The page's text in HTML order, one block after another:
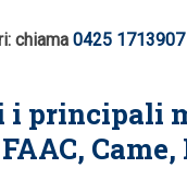
chiama 0425 1713907
i principali
FAAC,